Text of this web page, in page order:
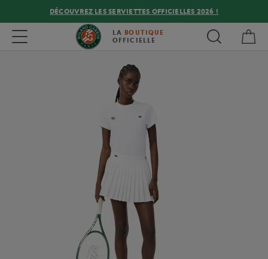
DÉCOUVREZ LES SERVIETTES OFFICIELLES 2026 !
Toggle navigation LA BOUTIQUE
OFFICIELLE